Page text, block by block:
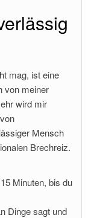
mag, ist eine
von meiner
wird mir
Mensch
Brechreiz.
Minuten, bis du
Dinge sagt und